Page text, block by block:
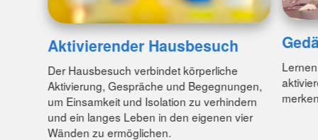
Aktivierender Hausbesuch
Der Hausbesuch verbindet körperliche
Aktivierung, Gespräche und Begegnungen,
um Einsamkeit und Isolation zu verhindern
und ein langes Leben in den eigenen vier
Wänden zu ermöglichen.